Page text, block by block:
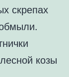
скрепах
козы